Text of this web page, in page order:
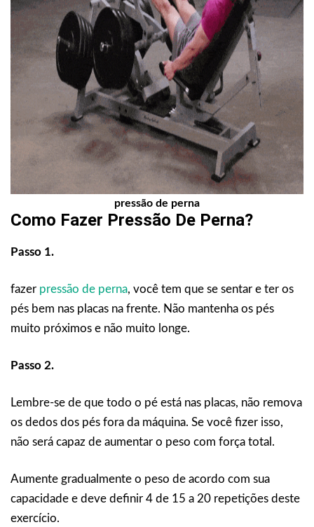
pressão de perna
Como Fazer Pressão De Perna?
Passo 1.
fazer pressão de perna, você tem que se sentar e ter os
pés bem nas placas na frente. Não mantenha os pés
muito próximos e não muito longe.
Passo 2.
Lembre-se de que todo o pé está nas placas, não remova
os dedos dos pés fora da máquina. Se você fizer isso,
não será capaz de aumentar o peso com força total.
Aumente gradualmente o peso de acordo com sua
capacidade e deve definir 4 de 15 a 20 repetições deste
exercício.